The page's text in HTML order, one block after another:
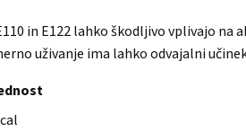
in E122 lahko škodljivo vplivajo
uživanje ima lahko odvajalni